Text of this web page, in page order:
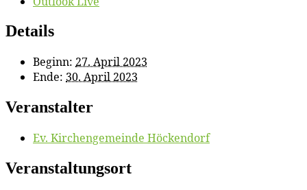
Details
Beginn: 27. April 2023
Ende: 30. April 2023
Veranstalter
Ev. Kir­chen­ge­mein­de Höckendorf
Veranstaltungsort